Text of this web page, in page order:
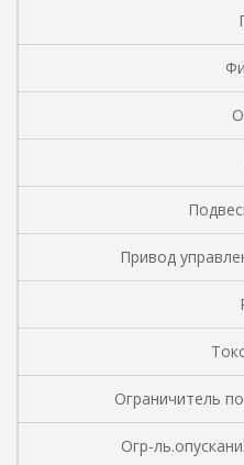
Привод
Ограничитель
Огр-